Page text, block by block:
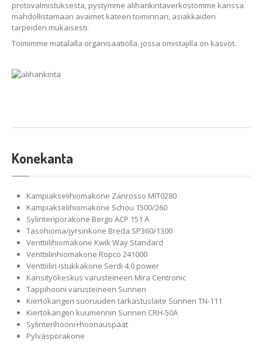
protovalmistuksesta, pystymme alihankintaverkostomme kanssa
mahdollistamaan avaimet käteen toiminnan, asiakkaiden
tarpeiden mukaisesti.
Toimimme matalalla organisaatiolla, jossa omistajilla on kasvot.
Konekanta
Kampiakselihiomakone Zanrosso MIT0280
Kampiakselihiomakone Schou 1500/260
Sylinteriporakone Bergo ACP 151 A
Tasohioma/jyrsinkone Breda SP360/1300
Venttiilihiomakone Kwik Way Standard
Venttiilinhiomakone Ropco 241000
Venttiilin istukkakone Serdi 4.0 power
Kansityökeskus varusteineen Mira Centronic
Tappihooni varusteineen Sunnen
Kiertokangen suoruuden tarkastuslaite Sunnen TN-111
Kiertokangen kuumennin Sunnen CRH-50A
Sylinterihooni+hoonauspäät
Pylväsporakone